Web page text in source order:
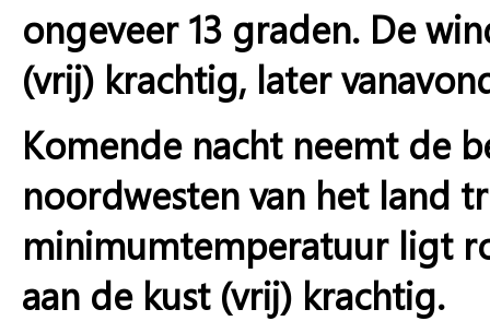
ongeveer 13 graden. De
(vrij) krachtig, later
Komende nacht neemt de
noordwesten van het land
minimumtemperatuur ligt
aan de kust (vrij) krachtig.